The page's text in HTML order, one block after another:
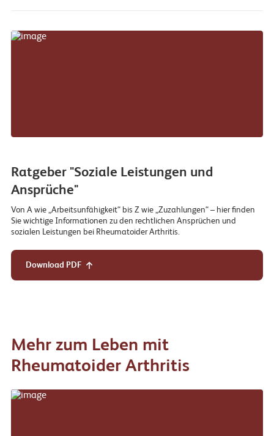
Ratgeber "Soziale Leistungen und
Ansprüche"
Von A wie „Arbeitsunfähigkeit“ bis Z wie „Zuzahlungen“ – hier finden
Sie wichtige Informationen zu den rechtlichen Ansprüchen und
sozialen Leistungen bei Rheumatoider Arthritis.
Download PDF
Mehr zum Leben mit
Rheumatoider Arthritis